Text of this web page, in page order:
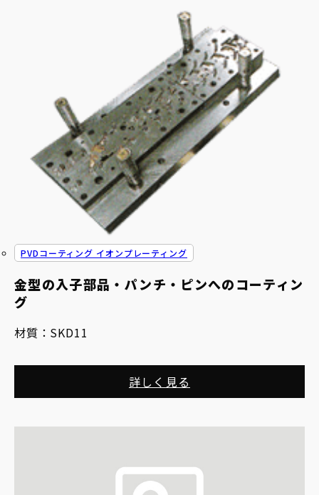
金型の入子部品・パンチ・ピンへのコーティン
グ
PVDコーティング イオンプレーティング
材質： SKD11
詳しく見る